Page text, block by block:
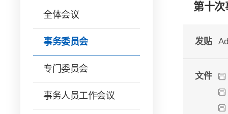
全体会议
事务委员会
专门委员会
事务人员工作会议
第十次
发贴
文件